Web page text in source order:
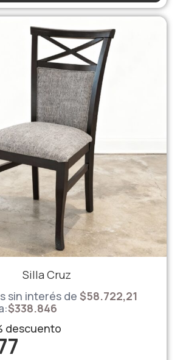
Silla Cruz
sin interés de $58.722,21
$338.846
descuento